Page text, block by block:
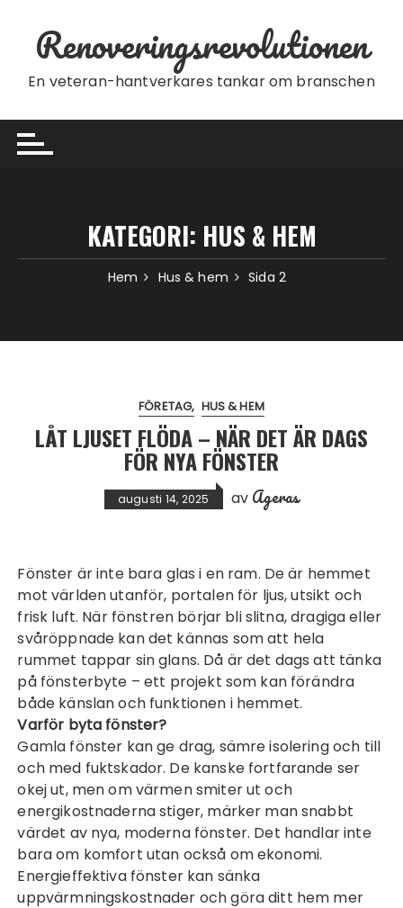
Renoveringsrevolutionen
En veteran-hantverkares tankar om branschen
KATEGORI: HUS & HEM
Hem Hus & hem Sida 2
FÖRETAG HUS & HEM
LÅT LJUSET FLÖDA – NÄR DET ÄR DAGS
FÖR NYA FÖNSTER
augusti 14, 2025 av Ageras
Fönster är inte bara glas i en ram. De är hemmet
mot världen utanför, portalen för ljus, utsikt och
frisk luft. När fönstren börjar bli slitna, dragiga eller
svåröppnade kan det kännas som att hela
rummet tappar sin glans. Då är det dags att tänka
på fönsterbyte – ett projekt som kan förändra
både känslan och funktionen i hemmet.
Varför byta fönster?
Gamla fönster kan ge drag, sämre isolering och till
och med fuktskador. De kanske fortfarande ser
okej ut, men om värmen smiter ut och
energikostnaderna stiger, märker man snabbt
värdet av nya, moderna fönster. Det handlar inte
bara om komfort utan också om ekonomi.
Energieffektiva fönster kan sänka
uppvärmningskostnader och göra ditt hem mer